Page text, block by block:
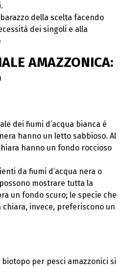
della scelta facendo
dei singoli e alla
AMAZZONICA:
dei fiumi d’acqua bianca è
hanno un letto sabbioso. Al
hanno un fondo roccioso
da fiumi d’acqua nera o
mostrare tutta la
un fondo scuro; le specie che
chiara, invece, preferiscono un
per pesci amazzonici si